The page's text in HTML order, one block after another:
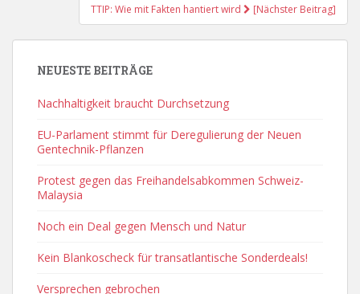
TTIP: Wie mit Fakten hantiert wird [Nächster Beitrag]
NEUESTE BEITRÄGE
Nachhaltigkeit braucht Durchsetzung
EU-Parlament stimmt für Deregulierung der Neuen
Gentechnik-Pflanzen
Protest gegen das Freihandelsabkommen Schweiz-
Malaysia
Noch ein Deal gegen Mensch und Natur
Kein Blankoscheck für transatlantische Sonderdeals!
Versprechen gebrochen